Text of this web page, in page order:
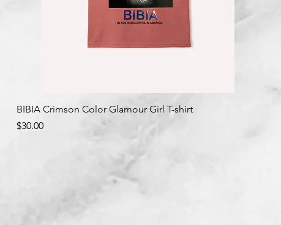
クイックビュー
BIBIA Crimson Color Glamour Girl T-shirt
価格
$30.00